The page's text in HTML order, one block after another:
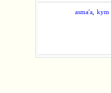
asma'a, kym